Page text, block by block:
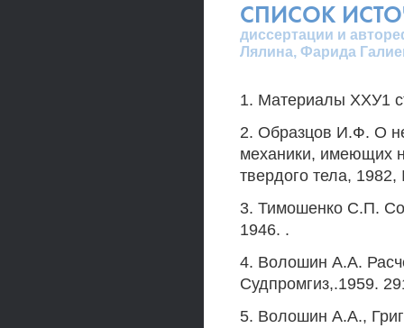
СПИСОК
диссертации и
Лялина, Фарида
1. Материалы ХХУ1
2. Образцов И.Ф. О
механики, имеющих
твердого тела,
3. Тимошенко С.П.
1946. .
4. Волошин A.A.
Судпромгиз,.1959.
5. Волошин A.A.,